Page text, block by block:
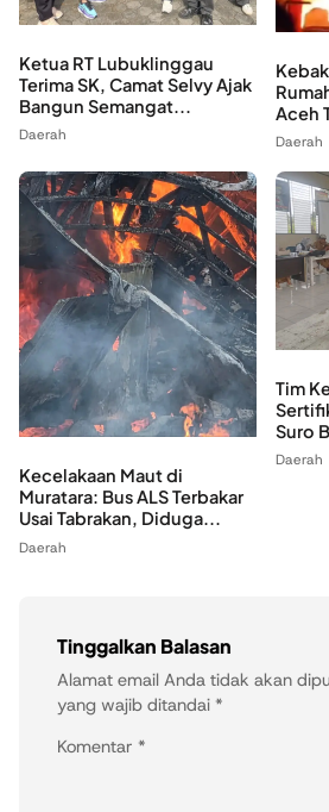
Ketua RT Lubuklinggau
Terima SK, Camat Selvy Ajak
Bangun Semangat...
Daerah
Aceh
Daerah
Kecelakaan Maut di
Muratara: Bus ALS Terbakar
Usai Tabrakan, Diduga...
Daerah
Tim
Suro
Daerah
Tinggalkan Balasan
Alamat email Anda tidak akan
yang wajib ditandai *
Komentar *